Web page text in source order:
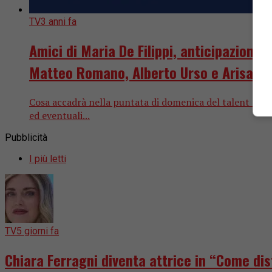
TV3 anni fa
Amici di Maria De Filippi, anticipazioni
Matteo Romano, Alberto Urso e Arisa
Cosa accadrà nella puntata di domenica del talent
ed eventuali...
Pubblicità
I più letti
TV5 giorni fa
Chiara Ferragni diventa attrice in “Come